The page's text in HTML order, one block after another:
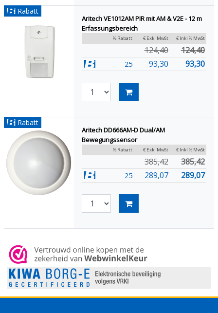
Rabatt
Aritech VE1012AM PIR mit AM & V2E - 12 m
Erfassungsbereich
% Rabatt € Exkl MwSt € Inkl % MwSt
124,40 124,40
25 93,30 93,30
Rabatt
Aritech DD666AM-D Dual/AM
Bewegungssensor
% Rabatt € Exkl MwSt € Inkl % MwSt
385,42 385,42
25 289,07 289,07